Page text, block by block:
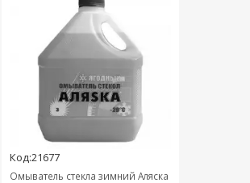
Код:21677
Омыватель стекла зимний Аляска